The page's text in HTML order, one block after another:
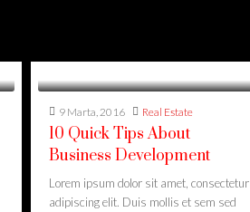
9 Marta, 2016 Real Estate
10 Quick Tips About
Business Development
Lorem ipsum dolor sit amet, consectetur
adipiscing elit. Duis mollis et sem sed